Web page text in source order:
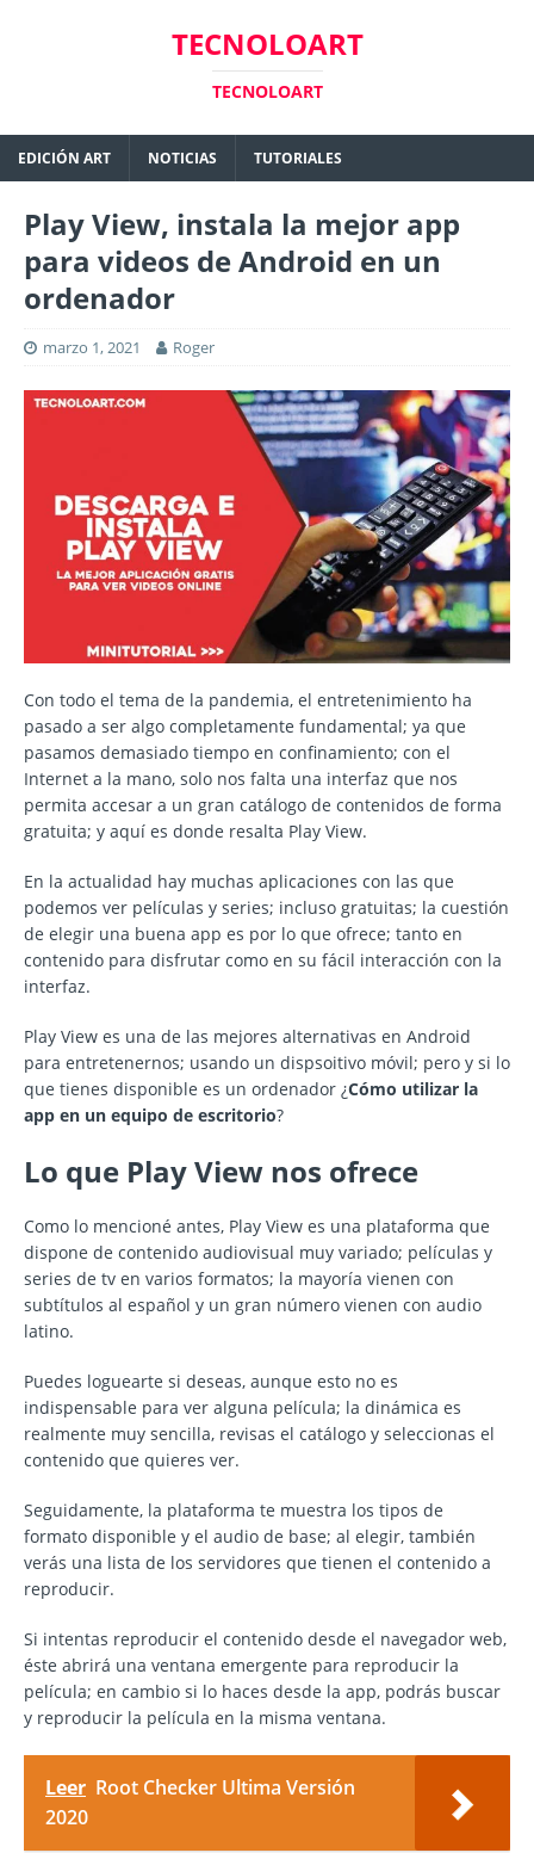
TECNOLOART
TECNOLOART
EDICIÓN ART NOTICIAS TUTORIALES
Play View, instala la mejor app
para videos de Android en un
ordenador
marzo 1, 2021 Roger
Con todo el tema de la pandemia, el entretenimiento ha
pasado a ser algo completamente fundamental; ya que
pasamos demasiado tiempo en confinamiento; con el
Internet a la mano, solo nos falta una interfaz que nos
permita accesar a un gran catálogo de contenidos de forma
gratuita; y aquí es donde resalta Play View.
En la actualidad hay muchas aplicaciones con las que
podemos ver películas y series; incluso gratuitas; la cuestión
de elegir una buena app es por lo que ofrece; tanto en
contenido para disfrutar como en su fácil interacción con la
interfaz.
Play View es una de las mejores alternativas en Android
para entretenernos; usando un dispsoitivo móvil; pero y si lo
que tienes disponible es un ordenador ¿Cómo utilizar la
app en un equipo de escritorio?
Lo que Play View nos ofrece
Como lo mencioné antes, Play View es una plataforma que
dispone de contenido audiovisual muy variado; películas y
series de tv en varios formatos; la mayoría vienen con
subtítulos al español y un gran número vienen con audio
latino.
Puedes loguearte si deseas, aunque esto no es
indispensable para ver alguna película; la dinámica es
realmente muy sencilla, revisas el catálogo y seleccionas el
contenido que quieres ver.
Seguidamente, la plataforma te muestra los tipos de
formato disponible y el audio de base; al elegir, también
verás una lista de los servidores que tienen el contenido a
reproducir.
Si intentas reproducir el contenido desde el navegador web,
éste abrirá una ventana emergente para reproducir la
película; en cambio si lo haces desde la app, podrás buscar
y reproducir la película en la misma ventana.
Leer Root Checker Ultima Versión
2020